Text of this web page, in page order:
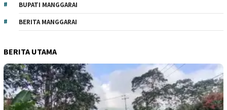
BUPATI MANGGARAI
BERITA MANGGARAI
BERITA UTAMA